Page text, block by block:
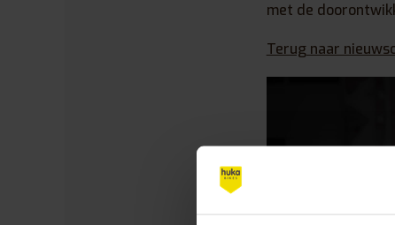
met de
Terug naar